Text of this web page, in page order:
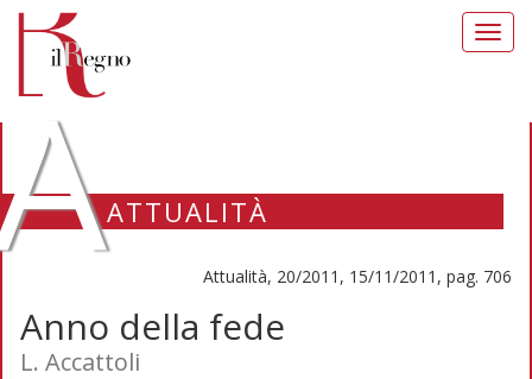
ATTUALITÀ
Attualità, 20/2011, 15/11/2011, pag. 706
Anno della fede
L. Accattoli